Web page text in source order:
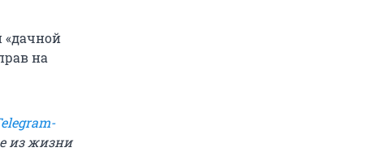
«дачной
на
из жизни